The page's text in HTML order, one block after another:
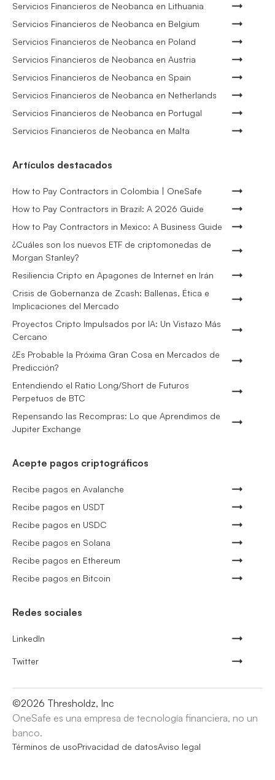
Servicios Financieros de Neobanca en Lithuania
Servicios Financieros de Neobanca en Belgium
Servicios Financieros de Neobanca en Poland
Servicios Financieros de Neobanca en Austria
Servicios Financieros de Neobanca en Spain
Servicios Financieros de Neobanca en Netherlands
Servicios Financieros de Neobanca en Portugal
Servicios Financieros de Neobanca en Malta
Artículos destacados
How to Pay Contractors in Colombia | OneSafe
How to Pay Contractors in Brazil: A 2026 Guide
How to Pay Contractors in Mexico: A Business Guide
¿Cuáles son los nuevos ETF de criptomonedas de
Morgan Stanley?
Resiliencia Cripto en Apagones de Internet en Irán
Crisis de Gobernanza de Zcash: Ballenas, Ética e
Implicaciones del Mercado
Proyectos Cripto Impulsados por IA: Un Vistazo Más
Cercano
¿Es Probable la Próxima Gran Cosa en Mercados de
Predicción?
Entendiendo el Ratio Long/Short de Futuros
Perpetuos de BTC
Repensando las Recompras: Lo que Aprendimos de
Jupiter Exchange
Acepte pagos criptográficos
Recibe pagos en Avalanche
Recibe pagos en USDT
Recibe pagos en USDC
Recibe pagos en Solana
Recibe pagos en Ethereum
Recibe pagos en Bitcoin
Redes sociales
LinkedIn
Twitter
©2026 Thresholdz, Inc
OneSafe es una empresa de tecnología financiera, no un
banco.
Términos de usoPrivacidad de datosAviso legal